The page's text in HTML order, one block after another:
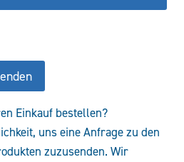
Einkauf bestellen?
uns eine Anfrage zu den
zuzusenden. Wir